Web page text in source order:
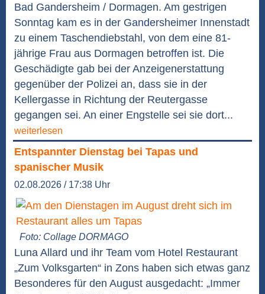
Bad Gandersheim / Dormagen. Am gestrigen
Sonntag kam es in der Gandersheimer Innenstadt
zu einem Taschendiebstahl, von dem eine 81-
jährige Frau aus Dormagen betroffen ist. Die
Geschädigte gab bei der Anzeigenerstattung
gegenüber der Polizei an, dass sie in der
Kellergasse in Richtung der Reutergasse
gegangen sei. An einer Engstelle sei sie dort...
weiterlesen
Entspannter Dienstag bei Tapas und
spanischer Musik
02.08.2026 / 17:38 Uhr
Foto: Collage DORMAGO
Luna Allard und ihr Team vom Hotel Restaurant
„Zum Volksgarten“ in Zons haben sich etwas ganz
Besonderes für den August ausgedacht: „Immer